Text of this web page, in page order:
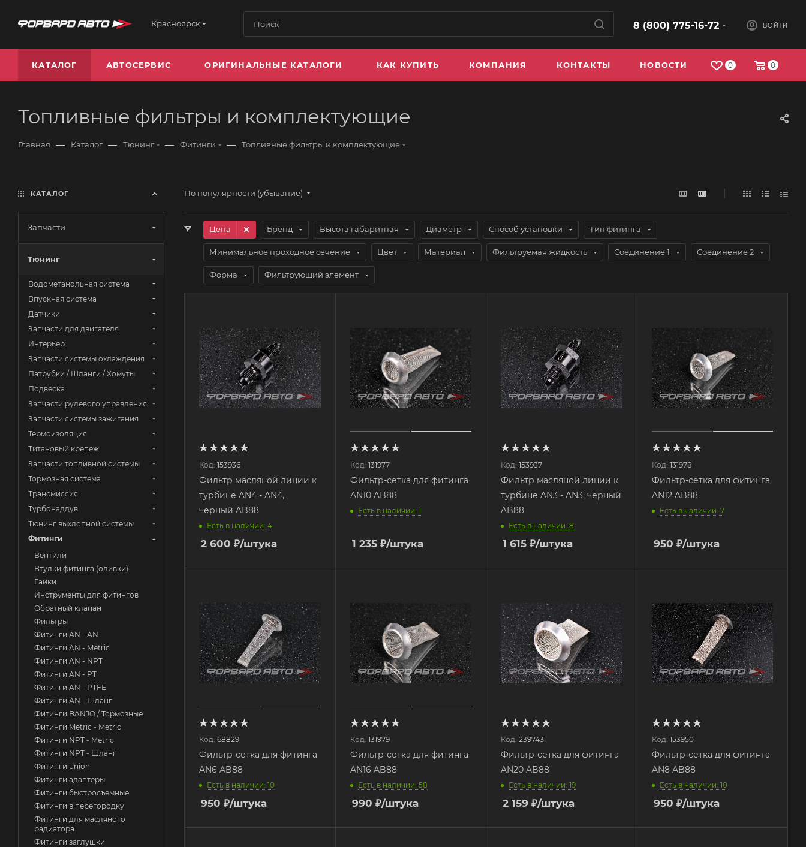
Красноярск 8 (800) 775-16-72 ВОЙТИ
0 0
КАТАЛОГ АВТОСЕРВИС ОРИГИНАЛЬНЫЕ КАТАЛОГИ КАК КУПИТЬ КОМПАНИЯ КОНТАКТЫ НОВОСТИ
Топливные фильтры и комплектующие
Главная — Каталог — Тюнинг — Фитинги — Топливные фильтры и комплектующие
По популярности (убывание)
Цена Бренд Высота габаритная Диаметр Способ установки Тип фитинга
Минимальное проходное сечение Цвет Материал Фильтруемая жидкость Соединение 1 Соединение 2
Форма Фильтрующий элемент
Код: 153936
Фильтр масляной линии к
турбине AN4 - AN4,
черный AB88
Есть в наличии: 4
2 600 ₽/штука
Код: 131977
Фильтр-сетка для фитинга
AN10 AB88
Есть в наличии: 1
1 235₽/штука
Код: 153937
Фильтр масляной линии к
турбине AN3 - AN3, черный
AB88
Есть в наличии: 8
1 615 ₽/штука
Код: 131978
Фильтр-сетка для фитинга
AN12 AB88
Есть в наличии: 7
950 ₽/штука
Код: 68829
Фильтр-сетка для фитинга
AN6 AB88
Есть в наличии: 10
950 ₽/штука
Код: 131979
Фильтр-сетка для фитинга
AN16 AB88
Есть в наличии: 58
990 ₽/штука
Код: 239743
Фильтр-сетка для фитинга
AN20 AB88
Есть в наличии: 19
2 159 ₽/штука
Код: 153950
Фильтр-сетка для фитинга
AN8 AB88
Есть в наличии: 10
950 ₽/штука
КАТАЛОГ
Запчасти
Тюнинг
Водометанольная система
Впускная система
Датчики
Запчасти для двигателя
Интерьер
Запчасти системы охлаждения
Патрубки / Шланги / Хомуты
Подвеска
Запчасти рулевого управления
Запчасти системы зажигания
Термоизоляция
Титановый крепеж
Запчасти топливной системы
Тормозная система
Трансмиссия
Турбонаддув
Тюнинг выхлопной системы
Фитинги
Вентили
Втулки фитинга (оливки)
Гайки
Инструменты для фитингов
Обратный клапан
Фильтры
Фитинги AN - AN
Фитинги AN - Metric
Фитинги AN - NPT
Фитинги AN - PT
Фитинги AN - PTFE
Фитинги AN - Шланг
Фитинги BANJO / Тормозные
Фитинги Metric - Metric
Фитинги NPT - Metric
Фитинги NPT - Шланг
Фитинги union
Фитинги адаптеры
Фитинги быстросъемные
Фитинги в перегородку
Фитинги для масляного
радиатора
Фитинги заглушки